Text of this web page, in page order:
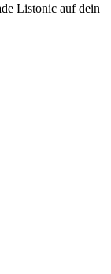
Listonic auf dein